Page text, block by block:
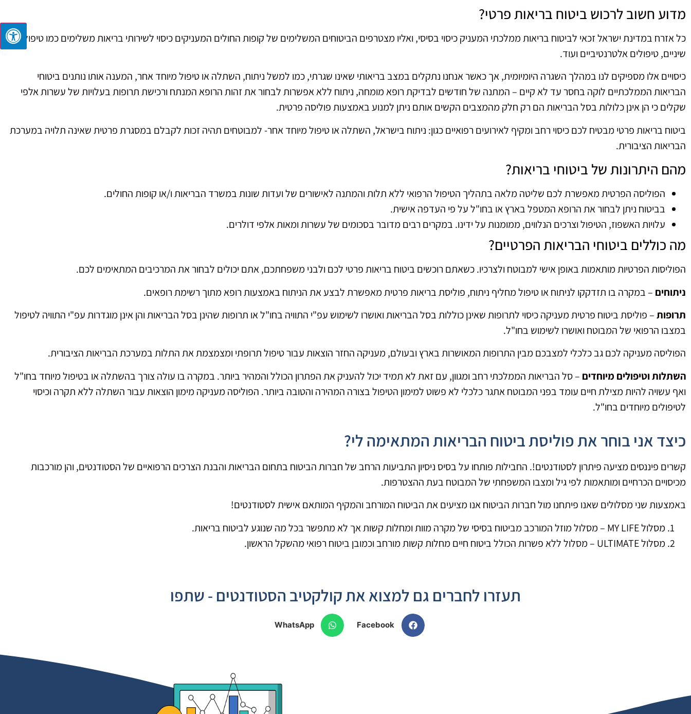
מדוע חשוב לרכוש ביטוח בריאות פרטי?
כל אזרח במדינת ישראל זכאי לביטוח בריאות ממלכתי המעניק כיסוי בסיסי, ואליו מצטרפים הביטוחים המשלימים של קופות החולים המעניקים כיסוי לשירותי בריאות משלימים כמו טיפולי
שיניים, טיפולים אלטרנטיביים ועוד.
כיסויים אלו מספיקים לנו במהלך השגרה היומיומית, אך כאשר אנחנו נתקלים במצב בריאותי שאינו שגרתי, כמו למשל ניתוח, השתלה או טיפול מיוחד אחר, המענה אותו נותנים ביטוחי
הבריאות הממלכתיים לוקה בחסר עד לא קיים – המתנה של חודשים לבדיקת רופא מומחה, ניתוח ללא אפשרות לבחור את זהות הרופא המנתח ורכישת תרופות בעלויות של עשרות אלפי
שקלים כי הן אינן כלולות בסל הבריאות הם רק חלק מהמצבים הקשים אותם ניתן למנוע באמצעות פוליסה פרטית.
ביטוח בריאות פרטי מבטיח לכם כיסוי רחב ומקיף לאירועים רפואיים כגון: ניתוח בישראל, השתלה או טיפול מיוחד אחר- למבוטחים תהיה זכות לקבלם במסגרת פרטית שאינה תלויה במערכת
הבריאות הציבורית.
מהם היתרונות של ביטוחי בריאות?
הפוליסה הפרטית מאפשרת לכם שליטה מלאה בתהליך הטיפול הרפואי ללא תלות והמתנה לאישורים של ועדות שונות במשרד הבריאות ו/או קופות החולים.
בביטוח ניתן לבחור את הרופא המטפל בארץ או בחו"ל על פי העדפה אישית.
עלויות האשפוז, הטיפול וצרכים הנלווים, ממומנות על ידינו. במקרים רבים מדובר בסכומים של עשרות ומאות אלפי דולרים.
מה כוללים ביטוחי הבריאות הפרטיים?
הפוליסות הפרטיות מותאמות באופן אישי למבוטח ולצרכיו. כשאתם רוכשים ביטוח בריאות פרטי לכם ולבני משפחתכם, אתם יכולים לבחור את המרכיבים המתאימים לכם.
ניתוחים – במקרה בו תזדקקו לניתוח או טיפול מחליף ניתוח, פוליסת בריאות פרטית מאפשרת לבצע את הניתוח באמצעות רופא מתוך רשימת רופאים.
תרופות– פוליסת ביטוח פרטית מעניקה כיסוי לתרופות שאינן כוללות בסל הבריאות ואושרו לשימוש עפ"י התוויה בחו"ל או תרופות שהינן בסל הבריאות והן אינן מוגדרות עפ"י התוויה לטיפול
במצבו הרפואי של המבוטח ואושרו לשימוש בחו"ל.
הפוליסה מעניקה לכם גב כלכלי למצבכם מבין התרופות המאושרות בארץ ובעולם, מעניקה החזר הוצאות עבור טיפול תרופתי ומצמצמת את התלות במערכת הבריאות הציבורית.
השתלות וטיפולים מיוחדים – סל הבריאות הממלכתי רחב ומגוון, עם זאת לא תמיד יכול להעניק את הפתרון הכולל והמהיר ביותר. במקרה בו עולה צורך בהשתלה או בטיפול מיוחד בחו"ל
ואף עשויה להיות מצילת חיים עומד בפני המבוטח אתגר כלכלי לא פשוט למימון הטיפול בצורה המהירה והטובה ביותר. הפוליסה מעניקה מימון הוצאות עבור השתלה ללא תקרה וכיסוי
לטיפולים מיוחדים בחו"ל.
כיצד אני בוחר את פוליסת ביטוח הבריאות המתאימה לי?
קשרים פיננסים מציעה פיתרון לסטודנטים!. החבילות פותחו על בסיס ניסיון התביעות הרחב של חברות הביטוח בתחום הבריאות והבנת הצרכים הרפואיים של הסטודנטים, והן מורכבות
מכיסויים הכרחיים ומותאמות לפי גיל ומצבו המשפחתי של המבוטח בעת ההצטרפות.
באמצעות שני מסלולים שאנו פיתחנו מול חברות הביטוח אנו מציעים את הביטוח המורחב והמקיף המותאם אישית לסטודנטים!
מסלול MY LIFE – מסלול מוזל המורכב מביטוח בסיסי של מקרה מוות ומחלות קשות אך לא מתפשר בכל מה שנוגע לביטוח בריאות.
מסלול ULTIMATE – מסלול ללא פשרות הכולל ביטוח חיים מחלות קשות מורחב וכמובן ביטוח רפואי מהשקל הראשון.
תעזרו לחברים גם למצוא את קולקטיב הסטודנטים - שתפו
Facebook
WhatsApp